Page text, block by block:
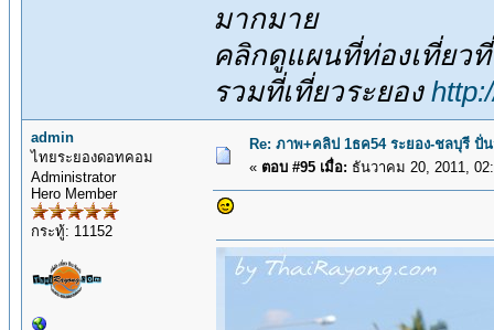
มากมาย
คลิกดูแผนที่ท่องเที่ยว
รวมที่เที่ยวระยอง
admin
ไทยระยองดอทคอม
Administrator
Hero Member
กระทู้: 11152
Re: ภาพ+คลิป 1ธค54 ระยอง-ชลบุรี ปั่
« ตอบ #95 เมื่อ: ธันวาคม 20, 2011,